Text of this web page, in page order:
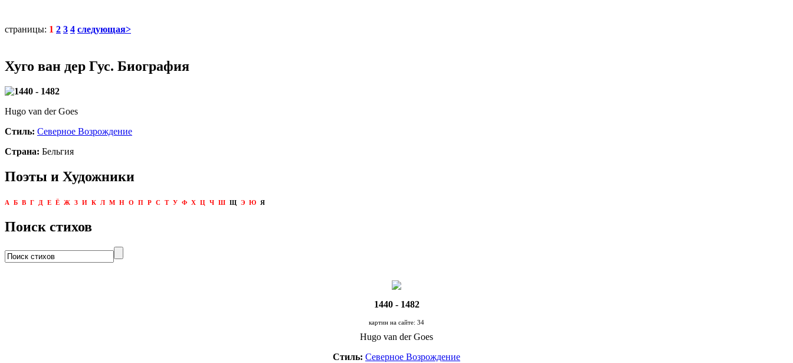
страницы: 1 2 3 4 следующая>
Хуго ван дер Гус. Биография
1440 - 1482
Hugo van der Goes
Стиль: Северное Возрождение
Страна: Бельгия
Поэты и Художники
А Б В Г Д Е Ё Ж З И К Л М Н О П Р С Т У Ф Х Ц Ч Ш Щ Э Ю Я
Поиск стихов
1440 - 1482
картин на сайте: 34
Hugo van der Goes
Стиль: Северное Возрождение